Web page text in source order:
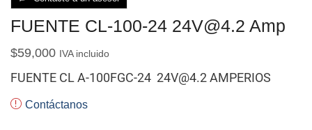
FUENTE CL-100-24 24V@4.2 Amp
$59,000 IVA incluido
FUENTE CL A-100FGC-24 24V@4.2 AMPERIOS
Contáctanos